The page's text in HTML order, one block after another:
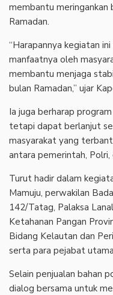
membantu meringankan
Ramadan.
“Harapannya kegiatan
manfaatnya oleh
membantu menjaga
bulan Ramadan,” ujar
Ia juga berharap
tetapi dapat berlanjut
masyarakat yang
antara pemerintah, Polri,
Turut hadir dalam
Mamuju, perwakilan
142/Tatag, Palaksa
Ketahanan Pangan
Bidang Kelautan dan
serta para pejabat
Selain penjualan bahan
dialog bersama untuk